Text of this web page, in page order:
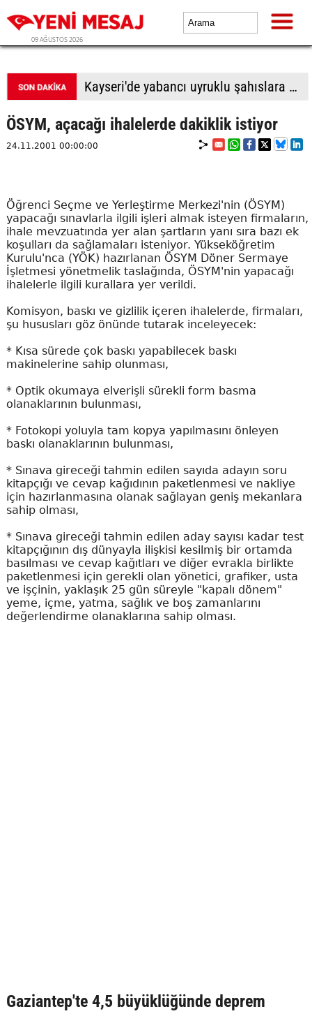
09 AĞUSTOS 2026
Kayseri'de yabancı uyruklu şahıslara biber gazı sıkıp bıçakladılar: 1 ölü, 1 yaralı
ÖSYM, açacağı ihalelerde dakiklik istiyor
24.11.2001 00:00:00
Öğrenci Seçme ve Yerleştirme Merkezi'nin (ÖSYM)
yapacağı sınavlarla ilgili işleri almak isteyen firmaların,
ihale mevzuatında yer alan şartların yanı sıra bazı ek
koşulları da sağlamaları isteniyor. Yükseköğretim
Kurulu'nca (YÖK) hazırlanan ÖSYM Döner Sermaye
İşletmesi yönetmelik taslağında, ÖSYM'nin yapacağı
ihalelerle ilgili kurallara yer verildi.
Komisyon, baskı ve gizlilik içeren ihalelerde, firmaları,
şu hususları göz önünde tutarak inceleyecek:
* Kısa sürede çok baskı yapabilecek baskı
makinelerine sahip olunması,
* Optik okumaya elverişli sürekli form basma
olanaklarının bulunması,
* Fotokopi yoluyla tam kopya yapılmasını önleyen
baskı olanaklarının bulunması,
* Sınava gireceği tahmin edilen sayıda adayın soru
kitapçığı ve cevap kağıdının paketlenmesi ve nakliye
için hazırlanmasına olanak sağlayan geniş mekanlara
sahip olması,
* Sınava gireceği tahmin edilen aday sayısı kadar test
kitapçığının dış dünyayla ilişkisi kesilmiş bir ortamda
basılması ve cevap kağıtları ve diğer evrakla birlikte
paketlenmesi için gerekli olan yönetici, grafiker, usta
ve işçinin, yaklaşık 25 gün süreyle "kapalı dönem"
yeme, içme, yatma, sağlık ve boş zamanlarını
değerlendirme olanaklarına sahip olması.
Gaziantep'te 4,5 büyüklüğünde deprem